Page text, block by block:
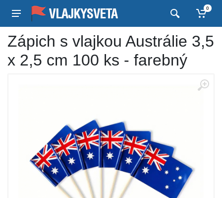
0
Zápich s vlajkou Austrálie 3,5
x 2,5 cm 100 ks - farebný